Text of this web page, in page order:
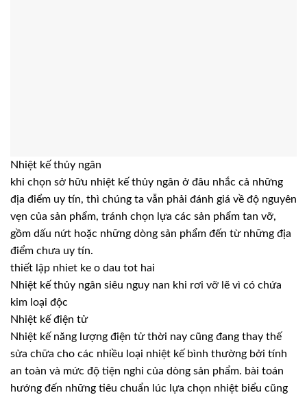
Nhiệt kế thủy ngân
khi chọn sở hữu nhiệt kế thủy ngân ở đâu nhắc cả những
địa điểm uy tín, thì chúng ta vẫn phải đánh giá về độ nguyên
vẹn của sản phẩm, tránh chọn lựa các sản phẩm tan vỡ,
gồm dấu nứt hoặc những dòng sản phẩm đến từ những địa
điểm chưa uy tín.
thiết lập nhiet ke o dau tot hai
Nhiệt kế thủy ngân siêu nguy nan khi rơi vỡ lẽ vì có chứa
kim loại độc
Nhiệt kế điện tử
Nhiệt kế năng lượng điện tử thời nay cũng đang thay thế
sửa chữa cho các nhiều loại nhiệt kế bình thường bởi tính
an toàn và mức độ tiện nghi của dòng sản phẩm. bài toán
hướng đến những tiêu chuẩn lúc lựa chọn nhiệt biểu cũng